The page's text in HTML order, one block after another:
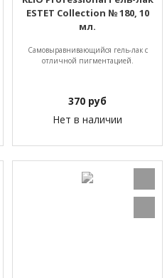
ESTET Collection № 180, 10
мл.
Самовыравнивающийся гель-лак с
отличной пигментацией.
370 руб
Нет в наличии